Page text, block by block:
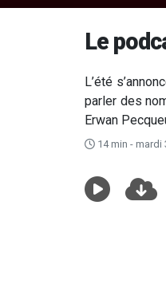
Le
L’été
parler des
Erwan
14 min - mardi